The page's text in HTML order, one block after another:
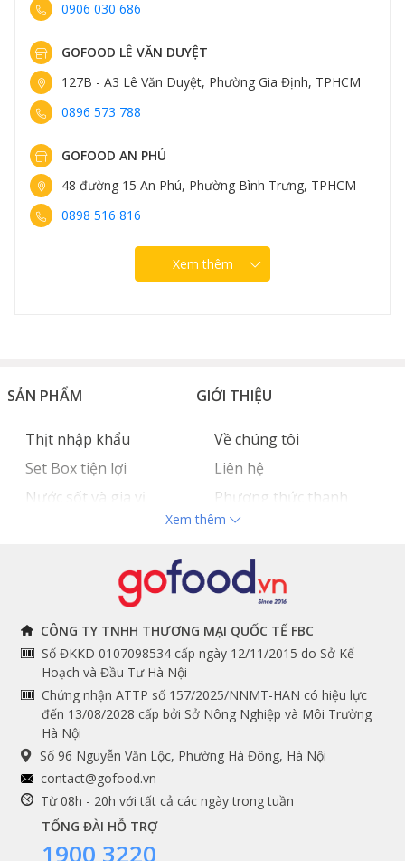
0906 030 686
GOFOOD LÊ VĂN DUYỆT
127B - A3 Lê Văn Duyệt, Phường Gia Định, TPHCM
0896 573 788
GOFOOD AN PHÚ
48 đường 15 An Phú, Phường Bình Trưng, TPHCM
0898 516 816
Xem thêm
SẢN PHẨM
Thịt nhập khẩu
Set Box tiện lợi
Nước sốt và gia vị
GIỚI THIỆU
Về chúng tôi
Liên hệ
Phương thức thanh
toán
Tuyển dụng
THÔNG TIN
Chính sách và quy định
chung
Hướng dẫn đặt hàng
Cam kết chất lượng
THEO DÕI NGAY
Facebook
Instagram
Youtube
Tiktok
Shopee
Xem thêm
CÔNG TY TNHH THƯƠNG MẠI QUỐC TẾ FBC
Số ĐKKD 0107098534 cấp ngày 12/11/2015 do Sở Kế
Hoạch và Đầu Tư Hà Nội
Chứng nhận ATTP số 157/2025/NNMT-HAN có hiệu lực
đến 13/08/2028 cấp bởi Sở Nông Nghiệp và Môi Trường
Hà Nội
Số 96 Nguyễn Văn Lộc, Phường Hà Đông, Hà Nội
contact@gofood.vn
Từ 08h - 20h với tất cả các ngày trong tuần
TỔNG ĐÀI HỖ TRỢ
1900 3220